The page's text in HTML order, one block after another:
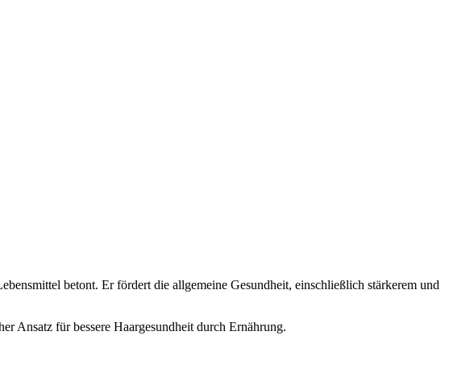
betont. Er fördert die allgemeine Gesundheit, einschließlich stärkerem und
Ansatz für bessere Haargesundheit durch Ernährung.